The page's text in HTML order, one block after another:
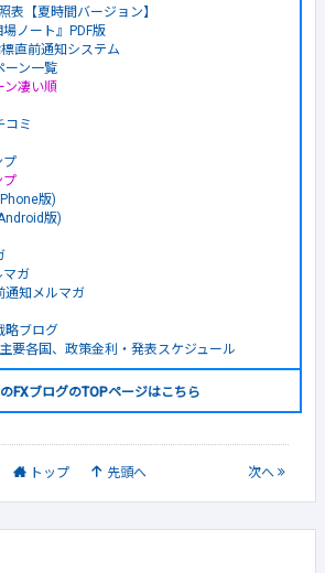
表【夏時間バージョン】
ノート』PDF版
直前通知システム
ーン一覧
ン凄い順
コミ
プ
プ
版)
版)
マガ
通知メルマガ
略ブログ
要各国、政策金利・発表スケジュール
FXブログのTOPページはこちら
トップ 先頭へ 次へ